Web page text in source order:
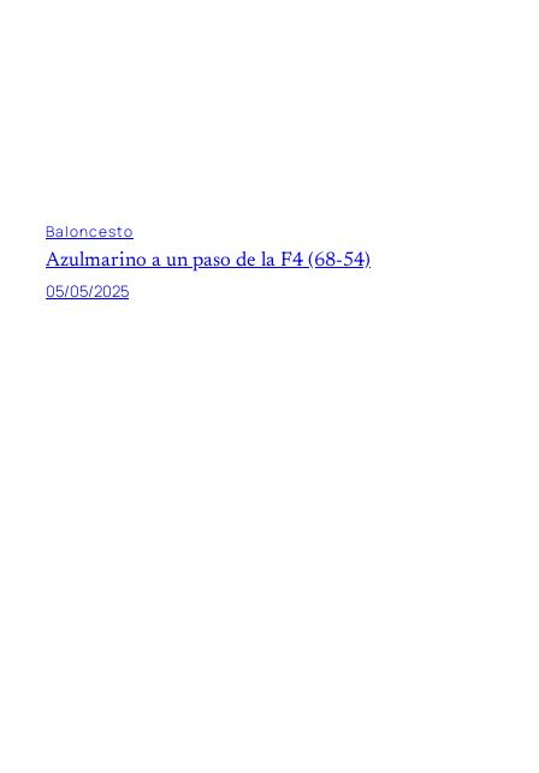
Baloncesto
Azulmarino a un paso de la F4 (68-54)
05/05/2025